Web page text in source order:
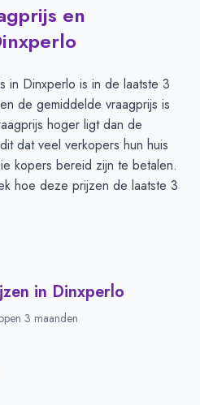
en
in Dinxperlo is in de laatste 3
de gemiddelde vraagprijs is
hoger ligt dan de
dat veel verkopers hun huis
kopers bereid zijn te betalen.
hoe deze prijzen de laatste 3
in Dinxperlo
3 maanden